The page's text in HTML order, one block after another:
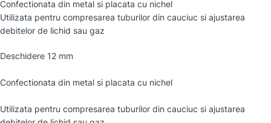
Confectionata din metal si placata cu nichel
Utilizata pentru compresarea tuburilor din cauciuc si ajustarea
debitelor de lichid sau gaz
Deschidere 12 mm
Confectionata din metal si placata cu nichel
Utilizata pentru compresarea tuburilor din cauciuc si ajustarea